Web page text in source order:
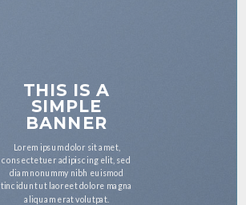
THIS IS A
SIMPLE
BANNER
Lorem ipsum dolor sit amet,
consectetuer adipiscing elit, sed
diam nonummy nibh euismod
tincidunt ut laoreet dolore magna
aliquam erat volutpat.